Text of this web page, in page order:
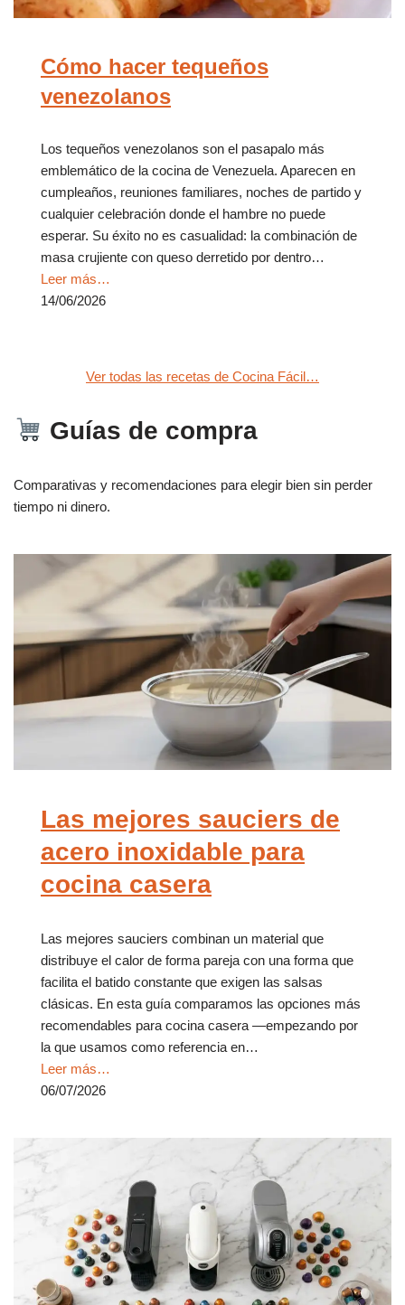
Cómo hacer tequeños
venezolanos
Los tequeños venezolanos son el pasapalo más
emblemático de la cocina de Venezuela. Aparecen en
cumpleaños, reuniones familiares, noches de partido y
cualquier celebración donde el hambre no puede
esperar. Su éxito no es casualidad: la combinación de
masa crujiente con queso derretido por dentro…
Leer más…
14/06/2026
Ver todas las recetas de Cocina Fácil…
Guías de compra
Comparativas y recomendaciones para elegir bien sin perder
tiempo ni dinero.
Las mejores sauciers de
acero inoxidable para
cocina casera
Las mejores sauciers combinan un material que
distribuye el calor de forma pareja con una forma que
facilita el batido constante que exigen las salsas
clásicas. En esta guía comparamos las opciones más
recomendables para cocina casera —empezando por
la que usamos como referencia en…
Leer más…
06/07/2026